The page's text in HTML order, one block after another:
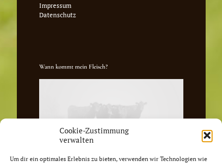
Cookie-Zustimmung
verwalten
Um dir ein optimales Erlebnis zu bieten, verwenden wir Technologien wie
Impressum
Datenschutz
Wann kommt mein Fleisch?